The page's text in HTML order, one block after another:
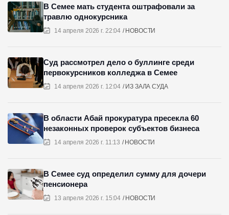
14 апреля 2026 г. 22:04 НОВОСТИ
В Семее мать студента оштрафовали за
травлю однокурсника
14 апреля 2026 г. 12:04 ИЗ ЗАЛА СУДА
Суд рассмотрел дело о буллинге среди
первокурсников колледжа в Семее
14 апреля 2026 г. 11:13 НОВОСТИ
В области Абай прокуратура пресекла 60
незаконных проверок субъектов бизнеса
13 апреля 2026 г. 15:04 НОВОСТИ
В Семее суд определил сумму для дочери
пенсионера